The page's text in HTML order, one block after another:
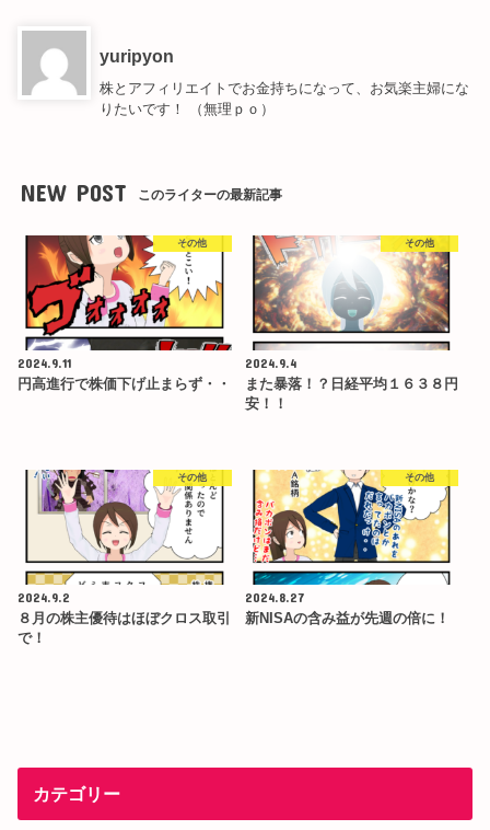
yuripyon
株とアフィリエイトでお金持ちになって、お気楽主婦にな
りたいです！ （無理ｐｏ）
NEW POST このライターの最新記事
その他
2024.9.11
円高進行で株価下げ止まらず・・
その他
2024.9.4
また暴落！？日経平均１６３８円
安！！
その他
2024.9.2
８月の株主優待はほぼクロス取引
で！
その他
2024.8.27
新NISAの含み益が先週の倍に！
カテゴリー